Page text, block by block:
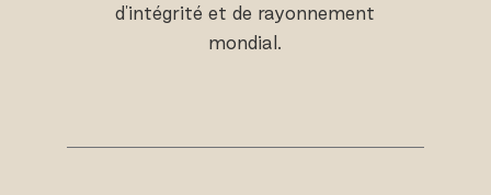
d'intégrité et de rayonnement
mondial.